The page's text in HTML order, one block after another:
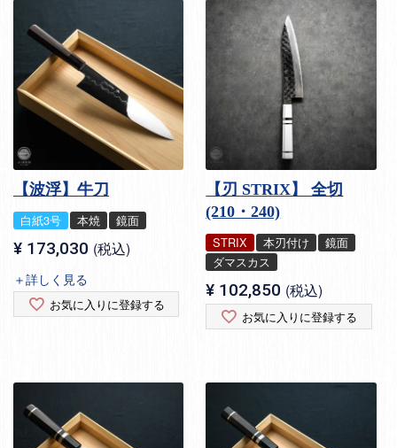
【波浮】牛刀
白紙3号 本焼 鏡面
¥ 173,030 税込
＋詳しく見る
お気に入りに登録する
【刃 STRIX】 全切
(210・240)
STRIX 本刃付け
鏡面
ダマスカス
¥ 102,850 税込
お気に入りに登録する